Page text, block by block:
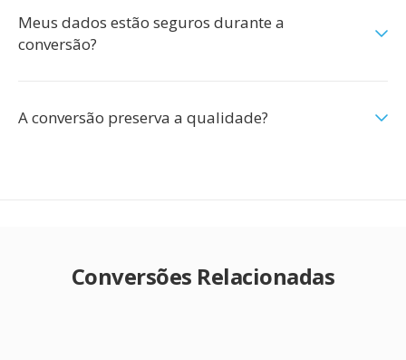
Meus dados estão seguros durante a
conversão?
A conversão preserva a qualidade?
Conversões Relacionadas